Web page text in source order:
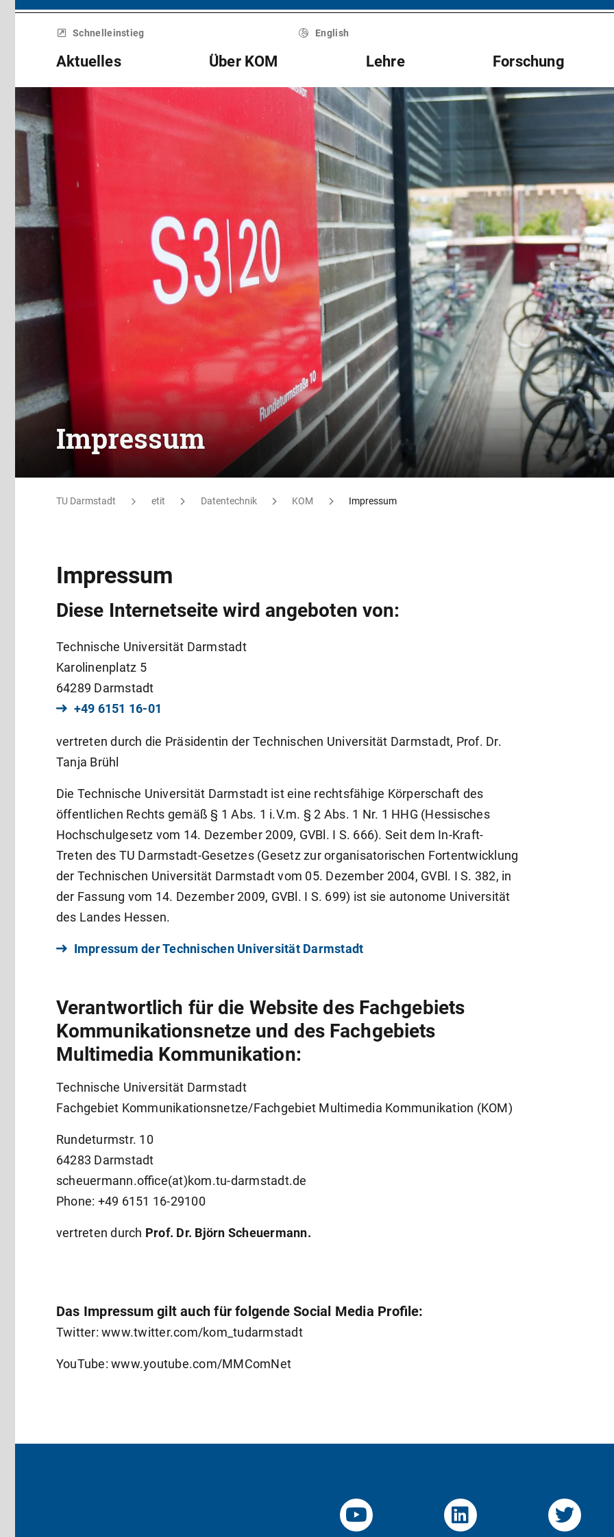
Menü
überspringenSchnelleinstieg English
Aktuelles Über KOM Lehre Forschung
Impressum
TU Darmstadt etit Datentechnik KOM Impressum
Impressum
Diese Internetseite wird angeboten von:
Technische Universität Darmstadt
Karolinenplatz 5
64289 Darmstadt
+49 6151 16-01
vertreten durch die Präsidentin der Technischen Universität Darmstadt, Prof. Dr.
Tanja Brühl
Die Technische Universität Darmstadt ist eine rechtsfähige Körperschaft des
öffentlichen Rechts gemäß § 1 Abs. 1 i.V.m. § 2 Abs. 1 Nr. 1 HHG (Hessisches
Hochschulgesetz vom 14. Dezember 2009, GVBl. I S. 666). Seit dem In-Kraft-
Treten des TU Darmstadt-Gesetzes (Gesetz zur organisatorischen Fortentwicklung
der Technischen Universität Darmstadt vom 05. Dezember 2004, GVBl. I S. 382, in
der Fassung vom 14. Dezember 2009, GVBl. I S. 699) ist sie autonome Universität
des Landes Hessen.
Impressum der Technischen Universität Darmstadt
Verantwortlich für die Website des Fachgebiets
Kommunikationsnetze und des Fachgebiets
Multimedia Kommunikation:
Technische Universität Darmstadt
Fachgebiet Kommunikationsnetze/Fachgebiet Multimedia Kommunikation (KOM)
Rundeturmstr. 10
64283 Darmstadt
scheuermann.office(at)kom.tu-darmstadt.de
Phone: +49 6151 16-29100
vertreten durch Prof. Dr. Björn Scheuermann.
Das Impressum gilt auch für folgende Social Media Profile:
Twitter: www.twitter.com/kom_tudarmstadt
YouTube: www.youtube.com/MMComNet
YouTube-Channel von KOM
Linked.in von KOM